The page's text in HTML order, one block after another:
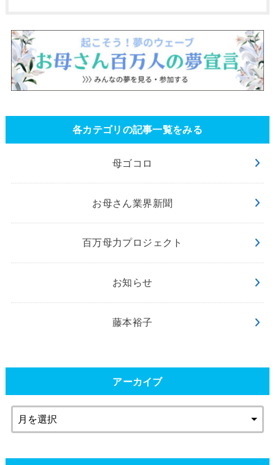
各カテゴリの記事一覧をみる
母ゴコロ
お母さん業界新聞
百万母力プロジェクト
お知らせ
藤本裕子
アーカイブ